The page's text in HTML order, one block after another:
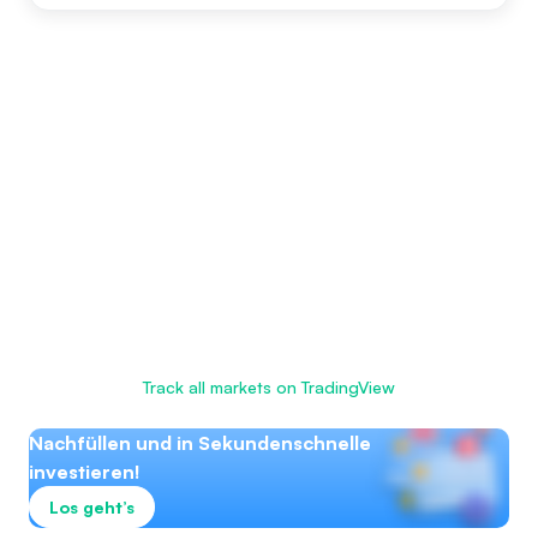
Track all markets on TradingView
Nachfüllen und in Sekundenschnelle
investieren!
Los geht’s